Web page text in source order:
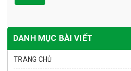
DANH MỤC BÀI VIẾT
TRANG CHỦ